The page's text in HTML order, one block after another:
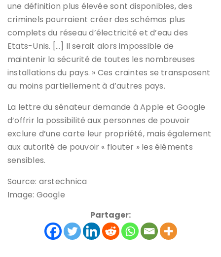
une définition plus élevée sont disponibles, des
criminels pourraient créer des schémas plus
complets du réseau d’électricité et d’eau des
Etats-Unis. […] Il serait alors impossible de
maintenir la sécurité de toutes les nombreuses
installations du pays. » Ces craintes se transposent
au moins partiellement à d’autres pays.
La lettre du sénateur demande à Apple et Google
d’offrir la possibilité aux personnes de pouvoir
exclure d’une carte leur propriété, mais également
aux autorité de pouvoir « flouter » les éléments
sensibles.
Source: arstechnica
Image: Google
Partager: